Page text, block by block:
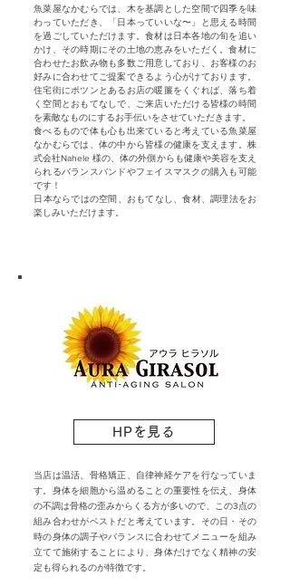
魚菜屋なかむらでは、木を基調とした空間で四季を味
わっていただき、「日本っていいな〜」と思える時間
を過ごしていただけます。食材は日本各地の旬を追い
かけ、その時期にその土地の恵みをいただく。食材に
合わせたお飲み物も多数ご用意しており、お客様のお
好みに合わせてご提案できるよう心がけております。
住宅街にポツンとあるお店の暖簾をくぐれば、落ち着
く空間とおもてなしで、ご来店いただける皆様の時間
を素敵なものにするお手伝いをさせていただきます。
食べるもので体も心も出来ていると考えている魚菜屋
なかむらでは、体の中から皆様の健康を支えます。株
式会社Nahele 様の、体の外側からも健康や美容を支え
られるバランスバンドやフェイスマスクの購入も可能
です！
​日本ならではの空間、おもてなし、食材、調理法をお
楽しみいただけます。
HPを見る
当店は温活、骨格矯正、自律神経ケアを行なっていま
す。身体を細胞から温めることの重要性を伝え、身体
の不調は骨格の歪みからくる方が多いので、この3点の
組み合わせがベストだと考えています。その日・その
時の身体の調子やバランスに合わせてメニューを組み
立てて施術することにより、身体だけでなく精神の安
定も得られるのが特徴です。